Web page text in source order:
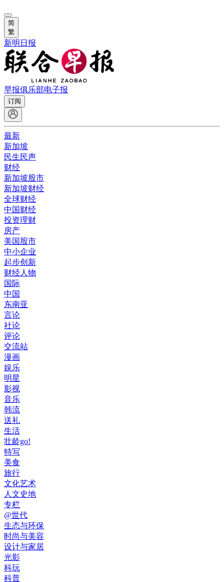
简
繁
新明日报
早报俱乐部电子报
订阅
最新
新加坡
民生民声
财经
新加坡股市
新加坡财经
全球财经
中国财经
投资理财
房产
美国股市
中小企业
起步创新
财经人物
国际
中国
东南亚
言论
社论
评论
交流站
漫画
娱乐
明星
影视
音乐
韩流
送礼
生活
壮龄go!
特写
美食
旅行
文化艺术
人文史地
专栏
@世代
生态与环保
时尚与美容
设计与家居
光影
科玩
科普